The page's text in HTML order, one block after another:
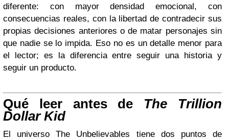
diferente: con mayor densidad emocional, con
consecuencias reales, con la libertad de contradecir sus
propias decisiones anteriores o de matar personajes sin
que nadie se lo impida. Eso no es un detalle menor para
el lector; es la diferencia entre seguir una historia y
seguir un producto.
Qué leer antes de The Trillion
Dollar Kid
El universo The Unbelievables tiene dos puntos de